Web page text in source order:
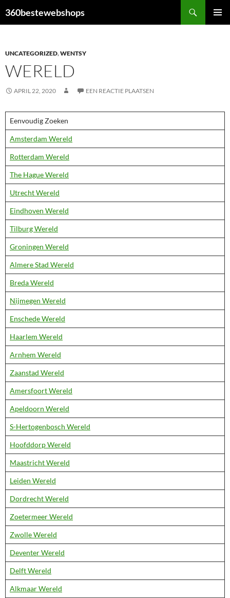
naar
360bestewebshops
UNCATEGORIZED,WENTSY
WERELD
APRIL 22, 2020 EEN REACTIE PLAATSEN
Eenvoudig Zoeken
Amsterdam Wereld
Rotterdam Wereld
The Hague Wereld
Utrecht Wereld
Eindhoven Wereld
Tilburg Wereld
Groningen Wereld
Almere Stad Wereld
Breda Wereld
Nijmegen Wereld
Enschede Wereld
Haarlem Wereld
Arnhem Wereld
Zaanstad Wereld
Amersfoort Wereld
Apeldoorn Wereld
S-Hertogenbosch Wereld
Hoofddorp Wereld
Maastricht Wereld
Leiden Wereld
Dordrecht Wereld
Zoetermeer Wereld
Zwolle Wereld
Deventer Wereld
Delft Wereld
Alkmaar Wereld